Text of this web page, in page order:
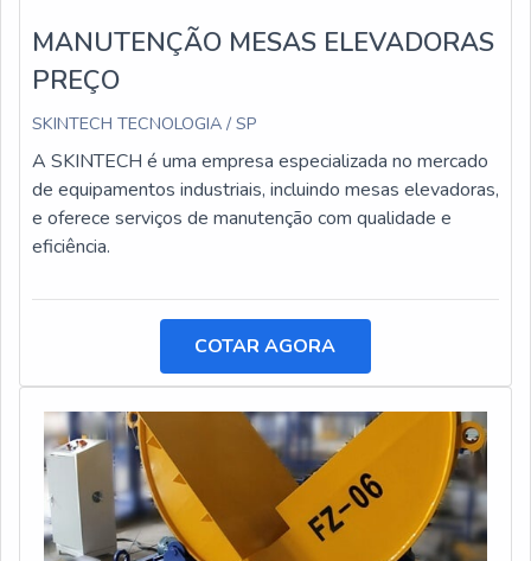
MANUTENÇÃO MESAS ELEVADORAS
PREÇO
SKINTECH TECNOLOGIA / SP
A SKINTECH é uma empresa especializada no mercado
de equipamentos industriais, incluindo mesas elevadoras,
e oferece serviços de manutenção com qualidade e
eficiência.
COTAR AGORA